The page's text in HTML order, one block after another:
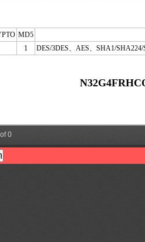
MD5
1 DES/3DES、AES、SHA1/